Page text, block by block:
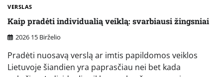
VERSLAS
Kaip pradėti individualią veiklą: svarbiausi žingsniai
2026 15 Birželio
Pradėti nuosavą verslą ar imtis papildomos veiklos
Lietuvoje šiandien yra paprasčiau nei bet kada